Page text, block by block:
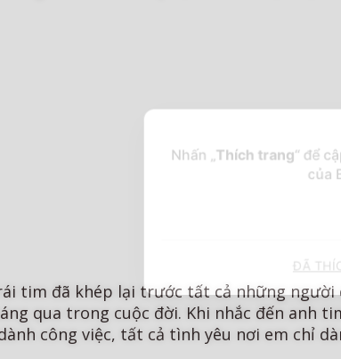
tim đã khép lại trước tất cả những người
qua trong cuộc đời. Khi nhắc đến anh
công việc, tất cả tình yêu nơi em chỉ
Nhấn „ Thích trang“ để
của
ĐÃ